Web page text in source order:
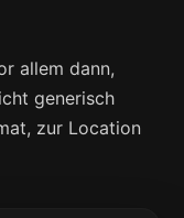
allem dann,
generisch
zur Location